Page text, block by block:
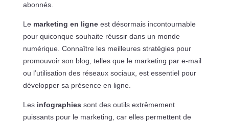
abonnés.
Le marketing en ligneest désormais incontournable
pour quiconque souhaite réussir dans un monde
numérique. Connaître les meilleures stratégies pour
promouvoir son blog, telles que le marketing par e-mail
ou l’utilisation des réseaux sociaux, est essentiel pour
développer sa présence en ligne.
Les infographies sont des outils extrêmement
puissants pour le marketing, car elles permettent de